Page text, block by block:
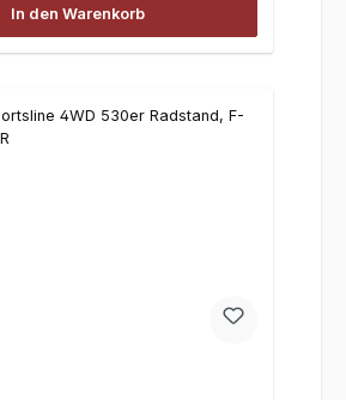
In den Warenkorb